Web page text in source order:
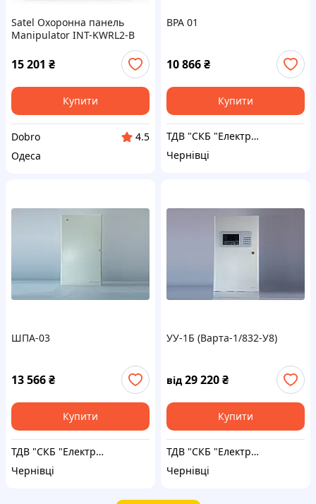
Satel Охоронна панель
Manipulator INT-KWRL2-B
15 201 ₴
Купити
Dobro
4.5
Одеса
BPA 01
10 866₴
Купити
ТДВ "СКБ "Електронмаш"
Чернівці
ШПА-03
13 566₴
Купити
ТДВ "СКБ "Електронмаш"
Чернівці
УУ-1Б (Варта-1/832-У8)
від 29 220₴
Купити
ТДВ "СКБ "Електронмаш"
Чернівці